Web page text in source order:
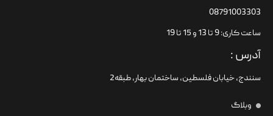
08791003303
ساعت کاری: 9 تا 13 و 15 تا 19
آدرس :
سنندج، خیابان فلسطین،‌ ساختمان بهار، طبقه2
وبلاگ